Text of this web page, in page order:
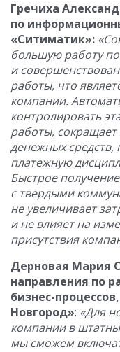
Гречиха
по
«Ситиматик»:
большую работу
и
работы, что
компании.
контролировать
работы,
денежных средств,
платежную
Быстрое
с твердыми
не увеличивает
и не влияет на
присутствия
Дерновая Мария
направления по
бизнес-
Новгород»: «Для
компании в
мы сможем